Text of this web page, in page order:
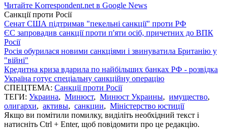
Читайте Korrespondent.net в Google News
Санкції проти Росії
Сенат США підтримав "пекельні санкції" проти РФ
ЄС запровадив санкції проти п'яти осіб, причетних до ВПК
Росії
Росія обурилася новими санкціями і звинуватила Британію у
"війні"
Кредитна криза вдарила по найбільших банках РФ - розвідка
Україна готує спеціальну санкційну операцію
СПЕЦТЕМА: Санкції проти Росії
ТЕГИ: Украина, Минюст, Минюст Украины, имущество,
олигархи, активы, санкции, Міністерство юстиції
Якщо ви помітили помилку, виділіть необхідний текст і
натисніть Ctrl + Enter, щоб повідомити про це редакцію.